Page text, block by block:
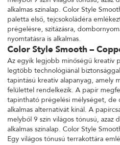
alkalmas színalap. Color Style
paletta első, tejcsokoládéra
prégelésre, szitázásra,
nyomtatásra is alkalmas.
Color Style Smooth –
Az egyik legjobb minőségű kreatív
legtöbb technológiánál
tapintású kreatív alapanyag, amely
felülettel rendelkezik. A papír
tapintható prégelési mélységet, de
alkalmas alternatívát kínál. A
melyből 9 szín világos tónusú, azaz
alkalmas színalap. Color Style
Egy világos tónusú terrakottára